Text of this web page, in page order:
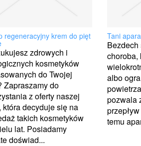
regeneracyjny krem do pięt
zdrowych i
kosmetyków
do Twojej
Zapraszamy do
z oferty naszej
która decyduje się na
takich kosmetyków
lat. Posiadamy
doświad...
Tani
choroba,
albo
pozwala
temu